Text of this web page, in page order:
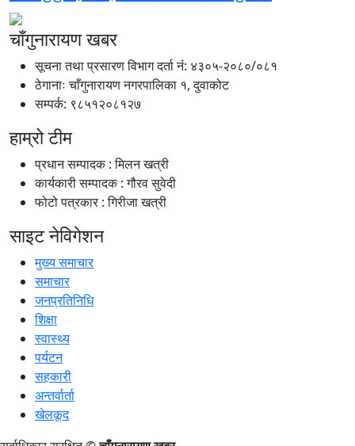
चाँगुनारायण खबर
सूचना तथा प्रसारण विभाग दर्ता नंं: ४३०५-२०८०/०८१
ठेगानाः चाँगुनारायण नगरपालिका १, दुवाकोट
सम्पर्क: ९८५१२०८१२७
हाम्रो टीम
प्रधान सम्पादक : मिलन खत्री
कार्यकारी सम्पादक : गौरव सुवेदी
फोटो पत्रकार : गिरीजा खत्री
साइट नेविगेशन
मुख्य समाचार
समाचार
जनप्रतिनिधि
शिक्षा
स्वास्थ्य
पर्यटन
सहकारी
अन्तर्वार्ता
खेलकूद